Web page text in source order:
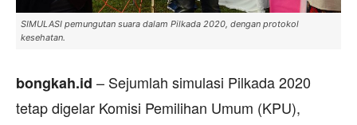
SIMULASI pemungutan suara dalam Pilkada 2020, dengan protokol
kesehatan.
bongkah.id – Sejumlah simulasi Pilkada 2020
tetap digelar Komisi Pemilihan Umum (KPU),